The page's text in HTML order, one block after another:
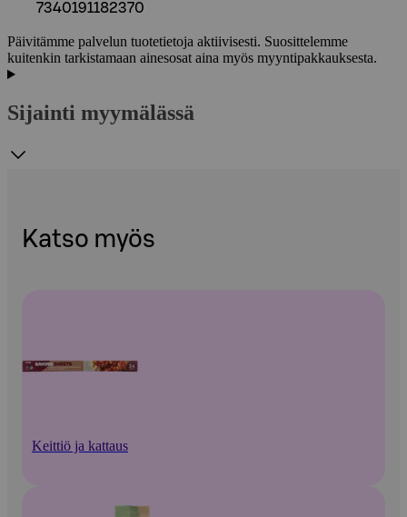
7340191182370
Päivitämme palvelun tuotetietoja aktiivisesti. Suosittelemme
kuitenkin tarkistamaan ainesosat aina myös myyntipakkauksesta.
Sijainti myymälässä
Katso myös
Keittiö ja kattaus